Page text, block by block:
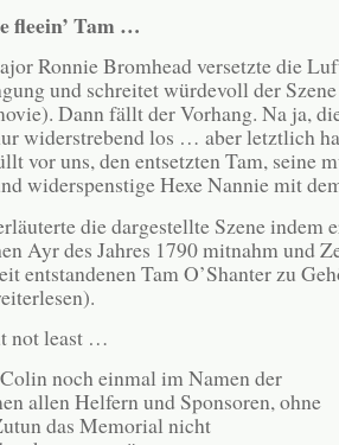
fleein’ Tam …
Ronnie Bromhead versetzte die
und schreitet würdevoll der
Dann fällt der Vorhang. Na ja,
widerstrebend los … aber letztlich
vor uns, den entsetzten Tam, seine
widerspenstige Hexe Nannie mit
die dargestellte Szene indem
Ayr des Jahres 1790 mitnahm und
entstandenen Tam O’Shanter zu
not least …
noch einmal im Namen der
allen Helfern und Sponsoren, ohne
das Memorial nicht